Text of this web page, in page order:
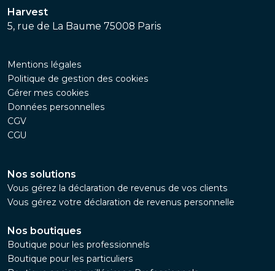
Harvest
5, rue de La Baume 75008 Paris
Mentions légales
Politique de gestion des cookies
Gérer mes cookies
Données personnelles
CGV
CGU
Nos solutions
Vous gérez la déclaration de revenus de vos clients
Vous gérez votre déclaration de revenus personnelle
Nos boutiques
Boutique pour les professionnels
Boutique pour les particuliers